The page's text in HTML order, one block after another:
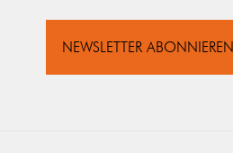
NEWSLETTER ABONNIEREN